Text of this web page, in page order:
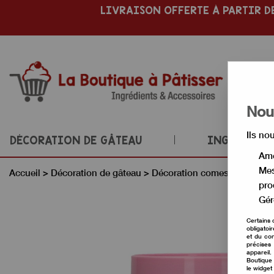
LIVRAISON OFFERTE À PARTIR
DÉCORATION DE GÂTEAU
Accueil > Décoration de gâteau > Décoration comestible
Ils
Certains
et du
le widget